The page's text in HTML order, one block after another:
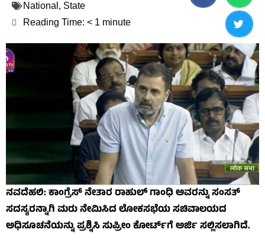
National , State
Reading Time: < 1 minute
ನವದೆಹಲಿ: ಕಾಂಗ್ರೆಸ್ ನೇತಾರ ರಾಹುಲ್ ಗಾಂಧಿ ಅವರನ್ನು ಸಂಸತ್
ಸದಸ್ಯರನ್ನಾಗಿ ಮರು ನೇಮಿಸಿದ ಲೋಕಸಭೆಯ ಸಚಿವಾಲಯದ
ಅಧಿಸೂಚನೆಯನ್ನು ಪ್ರಶ್ನಿಸಿ ಸುಪ್ರೀಂ ಕೋರ್ಟ್‌ಗೆ ಅರ್ಜಿ ಸಲ್ಲಿಸಲಾಗಿದೆ.